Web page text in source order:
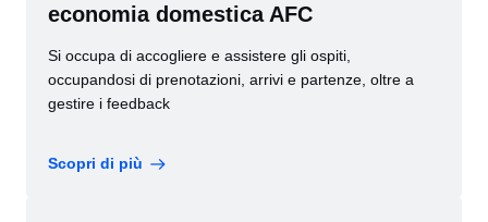
economia domestica AFC
Si occupa di accogliere e assistere gli ospiti,
occupandosi di prenotazioni, arrivi e partenze, oltre a
gestire i feedback
Scopri di più